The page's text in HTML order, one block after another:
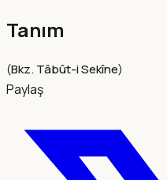
Tanım
(Bkz. Tâbût-i Sekîne)
Paylaş